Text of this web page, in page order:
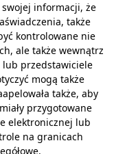
swojej informacji, że
także
kontrolowane nie
ale także wewnątrz
przedstawiciele
mogą także
także, aby
przygotowane
elektronicznej lub
na granicach